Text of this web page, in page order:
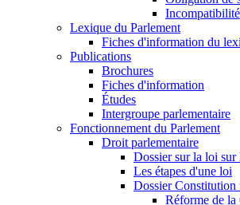
Incompatibilité
Lexique du Parlement
Fiches d'information du
Publications
Brochures
Fiches d'information
Études
Intergroupe parlementaire
Fonctionnement du Parlement
Droit parlementaire
Dossier sur la loi sur
Les étapes d'une loi
Dossier Constitution
Réforme de